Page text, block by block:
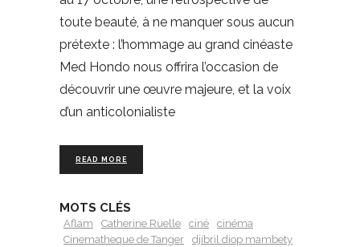
toute beauté, à ne manquer sous aucun
prétexte : l’hommage au grand cinéaste
Med Hondo nous offrira l’occasion de
découvrir une œuvre majeure, et la voix
d’un anticolonialiste
READ MORE
MOTS CLÉS
Aflam Catherine Ruelle ciné
cinéma
Cinematheque de Tanger
djibril diop mambety